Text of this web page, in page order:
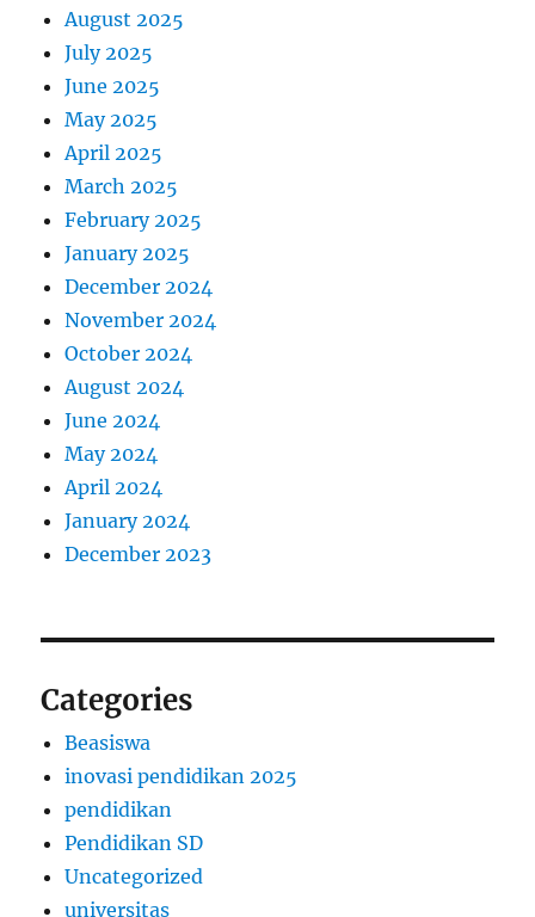
August 2025
July 2025
June 2025
May 2025
April 2025
March 2025
February 2025
January 2025
December 2024
November 2024
October 2024
August 2024
June 2024
May 2024
April 2024
January 2024
December 2023
Categories
Beasiswa
inovasi pendidikan 2025
pendidikan
Pendidikan SD
Uncategorized
universitas